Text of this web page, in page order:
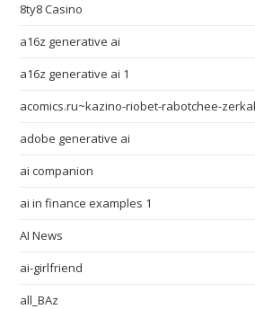
8ty8 Casino
a16z generative ai
a16z generative ai 1
acomics.ru~kazino-riobet-rabotchee-
adobe generative ai
ai companion
ai in finance examples 1
AI News
ai-girlfriend
all_BAz